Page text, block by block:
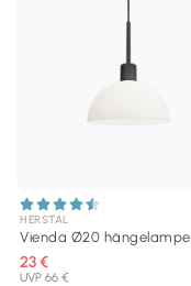
HERSTAL
Vienda Ø20 hängelampe
23 €
UVP 66 €